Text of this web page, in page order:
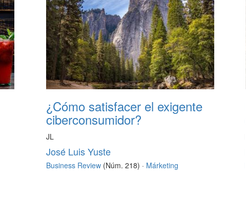
¿Cómo satisfacer el exigente
ciberconsumidor?
JL
José Luis Yuste
Business Review (Núm. 218) · Márketing